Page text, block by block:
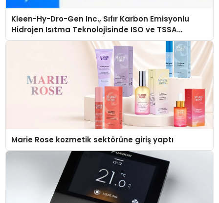
Kleen-Hy-Dro-Gen Inc., Sıfır Karbon Emisyonlu
Hidrojen Isıtma Teknolojisinde ISO ve TSSA
Düzenleyici Onaylarını Aldı
Marie Rose kozmetik sektörüne giriş yaptı